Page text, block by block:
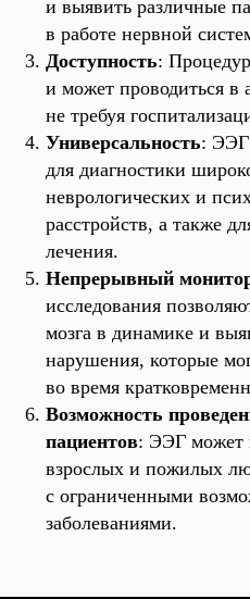
и выявить различные
в работе нервной
Доступность:
и может проводиться в
не требуя
Универсальность: ЭЭГ
для диагностики
неврологических и
расстройств, а также
лечения.
Непрерывный
исследования
мозга в динамике и
нарушения, которые
во время
Возможность
пациентов: ЭЭГ может
взрослых и пожилых
с ограниченными
заболеваниями.